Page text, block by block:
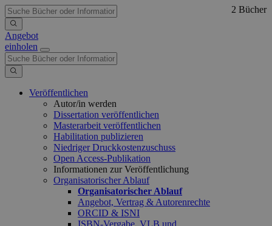
Angebot
einholen
Veröffentlichen
Autor/in werden
Dissertation veröffentlichen
Masterarbeit veröffentlichen
Habilitation publizieren
Niedriger Druckkostenzuschuss
Open Access-Publikation
Informationen zur Veröffentlichung
Organisatorischer Ablauf
Organisatorischer Ablauf
Angebot, Vertrag & Autorenrechte
ORCID & ISNI
ISBN-Vergabe, VLB und
2 Bücher